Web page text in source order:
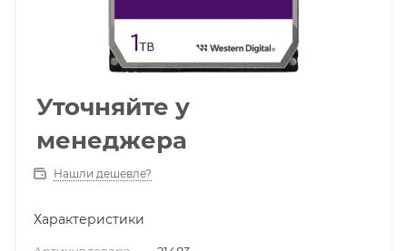
Уточняйте у
менеджера
Нашли дешевле?
Характеристики